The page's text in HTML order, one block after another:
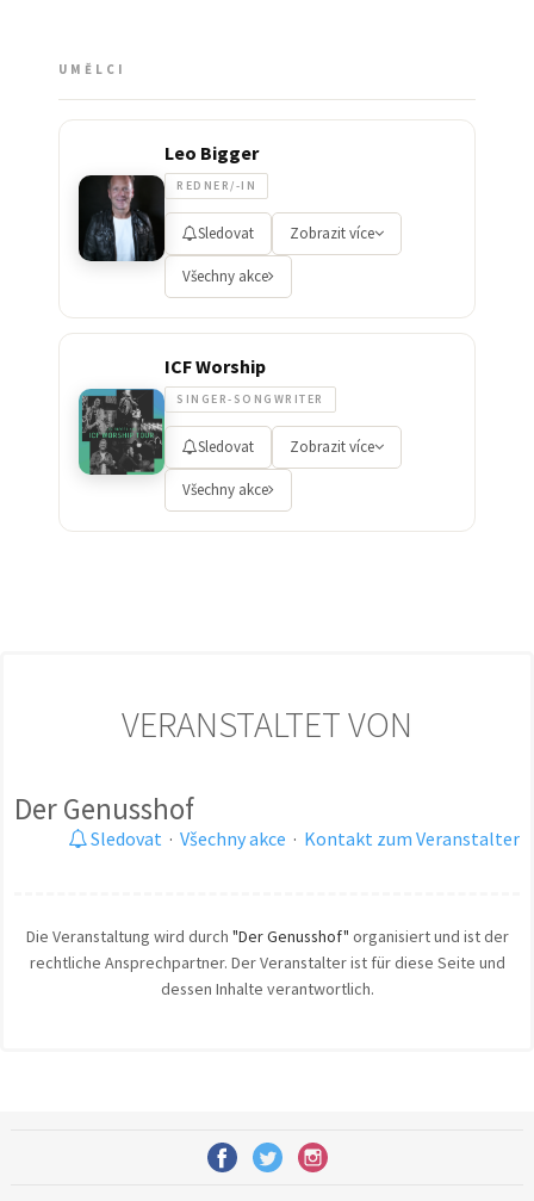
UMĚLCI
Leo Bigger
REDNER/-IN
Sledovat Zobrazit více
Všechny akce
ICF Worship
SINGER-SONGWRITER
Sledovat Zobrazit více
Všechny akce
VERANSTALTET VON
Der Genusshof
Sledovat · Všechny akce · Kontakt zum Veranstalter
Die Veranstaltung wird durch "Der Genusshof" organisiert und ist der
rechtliche Ansprechpartner. Der Veranstalter ist für diese Seite und
dessen Inhalte verantwortlich.